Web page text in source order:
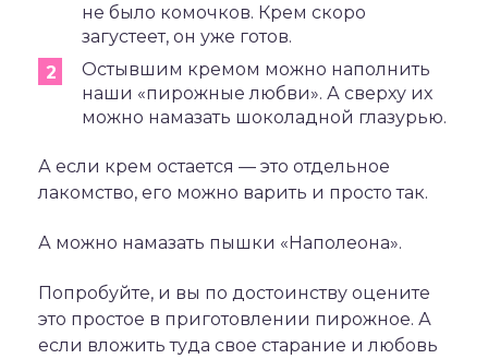
не было комочков. Крем скоро
загустеет, он уже готов.
Остывшим кремом можно наполнить
наши «пирожные любви». А сверху их
можно намазать шоколадной глазурью.
А если крем остается — это отдельное
лакомство, его можно варить и просто так.
А можно намазать пышки «Наполеона».
Попробуйте, и вы по достоинству оцените
это простое в приготовлении пирожное. А
если вложить туда свое старание и любовь